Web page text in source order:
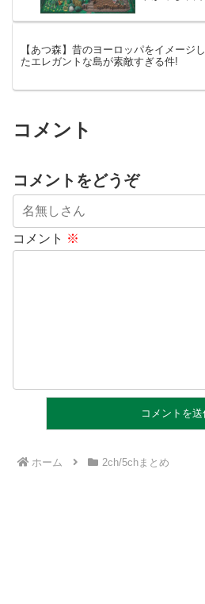
【あつ森】昔のヨーロッパをイメージし
たエレガントな島が素敵すぎる件!
コメント
コメントをどうぞ
コメント ※
ホーム 2ch/5chまとめ